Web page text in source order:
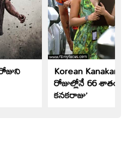
Korean
రోజుల్లోనే 66 శాతం
కనకరాజు’